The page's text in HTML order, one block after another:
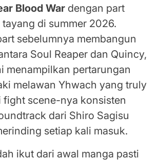
Blood War dengan part
di summer 2026.
sebelumnya membangun
Soul Reaper dan Quincy,
menampilkan pertarungan
melawan Yhwach yang truly
fight scene-nya konsisten
dari Shiro Sagisu
setiap kali masuk.
ikut dari awal manga pasti